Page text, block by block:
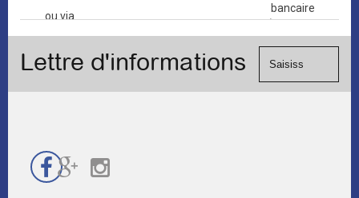
ou via
de
bancaire
(Mastercard,
Visa, ...) et
Lettre d'informations